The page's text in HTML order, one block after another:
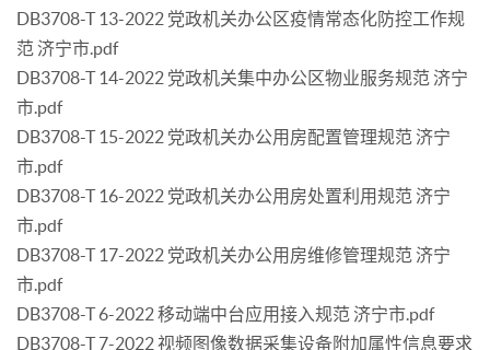
DB3708-T 13-2022 党政机关办公区疫情常态化防控工作规
范 济宁市.pdf
DB3708-T 14-2022 党政机关集中办公区物业服务规范 济宁
市.pdf
DB3708-T 15-2022 党政机关办公用房配置管理规范 济宁
市.pdf
DB3708-T 16-2022 党政机关办公用房处置利用规范 济宁
市.pdf
DB3708-T 17-2022 党政机关办公用房维修管理规范 济宁
市.pdf
DB3708-T 6-2022 移动端中台应用接入规范 济宁市.pdf
DB3708-T 7-2022 视频图像数据采集设备附加属性信息要求